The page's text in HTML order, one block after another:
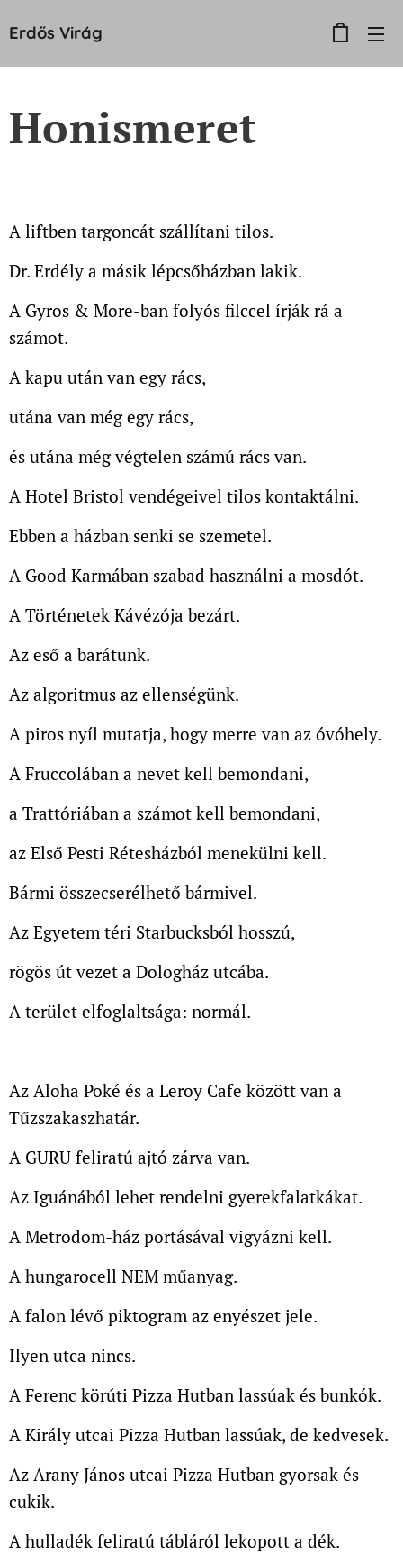
Erdős Virág
Honismeret
A liftben targoncát szállítani tilos.
Dr. Erdély a másik lépcsőházban lakik.
A Gyros & More-ban folyós filccel írják rá a
számot.
A kapu után van egy rács,
utána van még egy rács,
és utána még végtelen számú rács van.
A Hotel Bristol vendégeivel tilos kontaktálni.
Ebben a házban senki se szemetel.
A Good Karmában szabad használni a mosdót.
A Történetek Kávézója bezárt.
Az eső a barátunk.
Az algoritmus az ellenségünk.
A piros nyíl mutatja, hogy merre van az óvóhely.
A Fruccolában a nevet kell bemondani,
a Trattóriában a számot kell bemondani,
az Első Pesti Rétesházból menekülni kell.
Bármi összecserélhető bármivel.
Az Egyetem téri Starbucksból hosszú,
rögös út vezet a Dologház utcába.
A terület elfoglaltsága: normál.
Az Aloha Poké és a Leroy Cafe között van a
Tűzszakaszhatár.
A GURU feliratú ajtó zárva van.
Az Iguánából lehet rendelni gyerekfalatkákat.
A Metrodom-ház portásával vigyázni kell.
A hungarocell NEM műanyag.
A falon lévő piktogram az enyészet jele.
Ilyen utca nincs.
A Ferenc körúti Pizza Hutban lassúak és bunkók.
A Király utcai Pizza Hutban lassúak, de kedvesek.
Az Arany János utcai Pizza Hutban gyorsak és
cukik.
A hulladék feliratú tábláról lekopott a dék.